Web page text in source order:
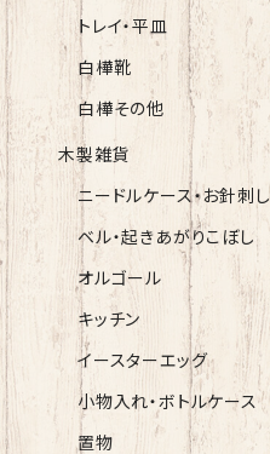
トレイ・平皿
白樺靴
白樺その他
木製雑貨
ニードルケース・お針刺し
ベル・起きあがりこぼし
オルゴール
キッチン
イースターエッグ
小物入れ・ボトルケース
置物